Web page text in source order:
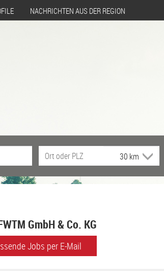
NACHRICHTEN AUS DER REGION
GmbH & Co. KG
Jobs per E-Mail